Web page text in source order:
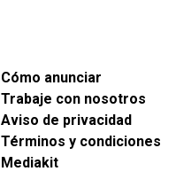
Cómo anunciar
Trabaje con nosotros
Aviso de privacidad
Términos y condiciones
Mediakit